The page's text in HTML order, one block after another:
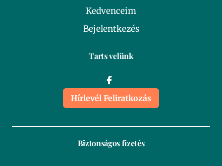
Kedvenceim
Bejelentkezés
Tarts velünk
Hírlevél Feliratkozás
Biztonságos fizetés